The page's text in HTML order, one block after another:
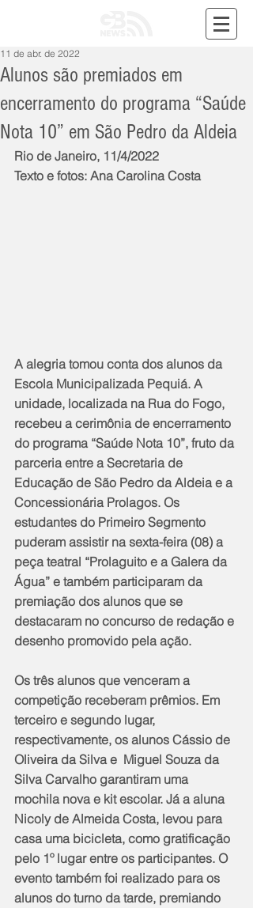
Alunos são premiados em
encerramento do programa “Saúde
Nota 10” em São Pedro da Aldeia
11 de abr. de 2022
Rio de Janeiro, 11/4/2022
Texto e fotos: Ana Carolina Costa
A alegria tomou conta dos alunos da
Escola Municipalizada Pequiá. A
unidade, localizada na Rua do Fogo,
recebeu a cerimônia de encerramento
do programa “Saúde Nota 10”, fruto da
parceria entre a Secretaria de
Educação de São Pedro da Aldeia e a
Concessionária Prolagos. Os
estudantes do Primeiro Segmento
puderam assistir na sexta-feira (08) a
peça teatral “Prolaguito e a Galera da
Água” e também participaram da
premiação dos alunos que se
destacaram no concurso de redação e
desenho promovido pela ação.
Os três alunos que venceram a
competição receberam prêmios. Em
terceiro e segundo lugar,
respectivamente, os alunos Cássio de
Oliveira da Silva e  Miguel Souza da
Silva Carvalho garantiram uma
mochila nova e kit escolar. Já a aluna
Nicoly de Almeida Costa, levou para
casa uma bicicleta, como gratificação
pelo 1º lugar entre os participantes. O
evento também foi realizado para os
alunos do turno da tarde, premiando